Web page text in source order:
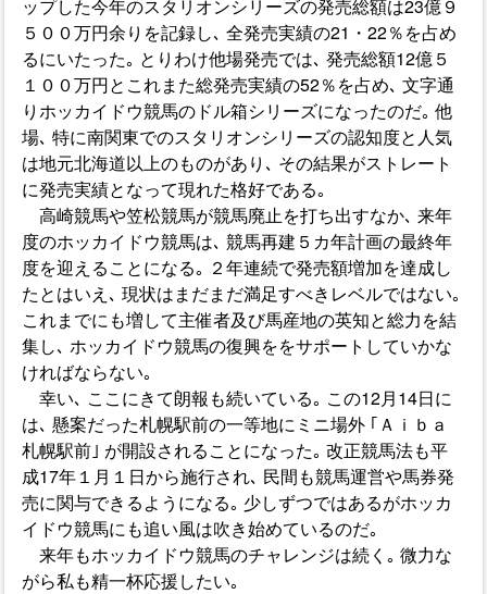
ップした今年のスタリオンシリーズの発売総額は23億９
５００万円余りを記録し､ 全発売実績の21・22％を占め
るにいたった｡ とりわけ他場発売では､ 発売総額12億５
１００万円とこれまた総発売実績の52％を占め､ 文字通
りホッカイドウ競馬のドル箱シリーズになったのだ｡ 他
場､ 特に南関東でのスタリオンシリーズの認知度と人気
は地元北海道以上のものがあり､ その結果がストレート
に発売実績となって現れた格好である｡
高崎競馬や笠松競馬が競馬廃止を打ち出すなか､ 来年
度のホッカイドウ競馬は､ 競馬再建５カ年計画の最終年
度を迎えることになる｡ ２年連続で発売額増加を達成し
たとはいえ､ 現状はまだまだ満足すべきレベルではない｡
これまでにも増して主催者及び馬産地の英知と総力を結
集し､ ホッカイドウ競馬の復興ををサポートしていかな
ければならない｡
幸い､ ここにきて朗報も続いている｡ この12月14日に
は､ 懸案だった札幌駅前の一等地にミニ場外 ｢Ａｉｂａ
札幌駅前｣ が開設されることになった｡ 改正競馬法も平
成17年１月１日から施行され､ 民間も競馬運営や馬券発
売に関与できるようになる｡ 少しずつではあるがホッカ
イドウ競馬にも追い風は吹き始めているのだ｡
来年もホッカイドウ競馬のチャレンジは続く｡ 微力な
がら私も精一杯応援したい｡